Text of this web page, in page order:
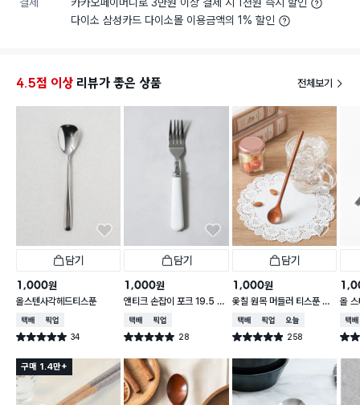
결제
카카오페이머니로 3만원 이상 결제 시 1천원 즉시 할인
다이소 삼성카드 다이소몰 이용금액의 1% 할인
4.5점 이상 리뷰가 좋은 상품 전체보기
담기
1,000원
올스텐사각헤드티스푼
택배배송매장픽업
별점 5.0점 34
건 작성
담기
1,000원
앤티크 손잡이 포크 19.5 c
m
택배배송매장픽업
별점 5.0점 28
건 작성
담기
1,000원
옻칠 원목 머들러 티스푼 20
cm
택배배송매장픽업오늘배송
별점 4.9점 258
건 작성
올
택배
별점
구매 1.4만+